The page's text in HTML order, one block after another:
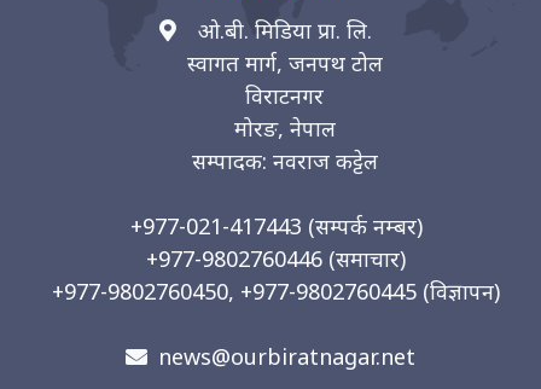
ओ.बी. मिडिया प्रा. लि.
स्वागत मार्ग, जनपथ टोल
विराटनगर
मोरङ, नेपाल
सम्पादक: नवराज कट्टेल
+977-021-417443 (सम्पर्क नम्बर)
+977-9802760446 (समाचार)
+977-9802760450, +977-9802760445 (विज्ञापन)
news@ourbiratnagar.net